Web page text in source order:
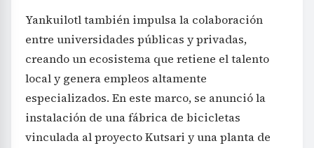
Yankuilotl también impulsa la colaboración
entre universidades públicas y privadas,
creando un ecosistema que retiene el talento
local y genera empleos altamente
especializados. En este marco, se anunció la
instalación de una fábrica de bicicletas
vinculada al proyecto Kutsari y una planta de